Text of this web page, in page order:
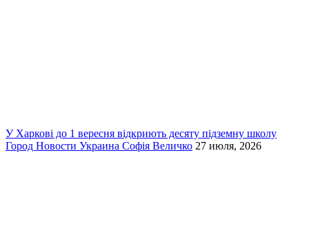
У Харкові до 1 вересня відкриють десяту підземну школу
Город Новости Украина Софія Величко 27 июля, 2026